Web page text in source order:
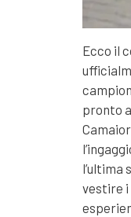
Ecco il
pronto
l’ultima
vestire i